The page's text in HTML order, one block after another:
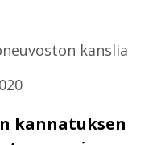
kanslia
kannatuksen